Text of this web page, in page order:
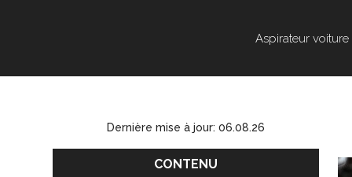
Aspirateur voiture
Dernière mise à jour: 06.08.26
CONTENU